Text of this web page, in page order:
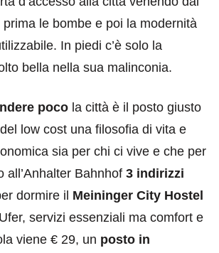
le bombe e poi la modernità
In piedi c’è solo la
bella nella sua malinconia.
poco la città è il posto giusto
low cost una filosofia di vita e
sia per chi ci vive e che per
all’Anhalter Bahnhof 3 indirizzi
dormire il Meininger City Hostel
servizi essenziali ma comfort e
viene € 29, un posto in